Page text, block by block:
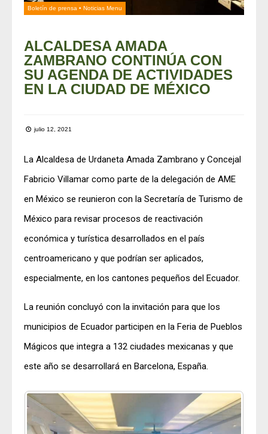
Boletín de prensa • Noticias Menu
ALCALDESA AMADA
ZAMBRANO CONTINÚA CON
SU AGENDA DE ACTIVIDADES
EN LA CIUDAD DE MÉXICO
julio 12, 2021
La Alcaldesa de Urdaneta Amada Zambrano y Concejal
Fabricio Villamar como parte de la delegación de AME
en México se reunieron con la Secretaría de Turismo de
México para revisar procesos de reactivación
económica y turística desarrollados en el país
centroamericano y que podrían ser aplicados,
especialmente, en los cantones pequeños del Ecuador.
La reunión concluyó con la invitación para que los
municipios de Ecuador participen en la Feria de Pueblos
Mágicos que integra a 132 ciudades mexicanas y que
este año se desarrollará en Barcelona, España.